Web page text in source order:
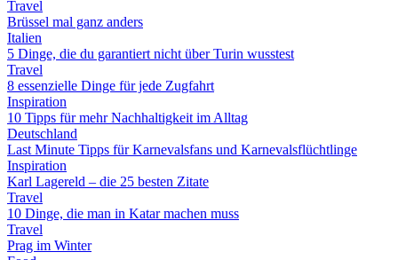
Travel
Brüssel mal ganz anders
Italien
5 Dinge, die du garantiert nicht über Turin wusstest
Travel
8 essenzielle Dinge für jede Zugfahrt
Inspiration
10 Tipps für mehr Nachhaltigkeit im Alltag
Deutschland
Last Minute Tipps für Karnevalsfans und Karnevalsflüchtlinge
Inspiration
Karl Lagereld – die 25 besten Zitate
Travel
10 Dinge, die man in Katar machen muss
Travel
Prag im Winter